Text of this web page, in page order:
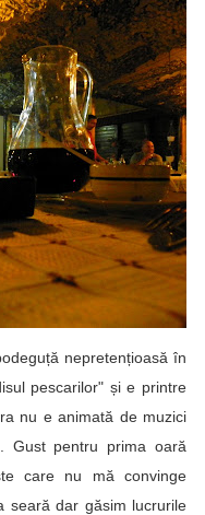
nepretențioasă în
pescarilor" și e printre
nu e animată de muzici
Gust pentru prima oară
care nu mă convinge
seară dar găsim lucrurile